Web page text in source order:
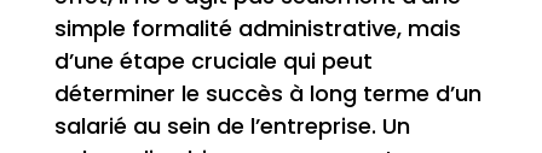
simple formalité administrative, mais
d’une étape cruciale qui peut
déterminer le succès à long terme d’un
salarié au sein de l’entreprise. Un